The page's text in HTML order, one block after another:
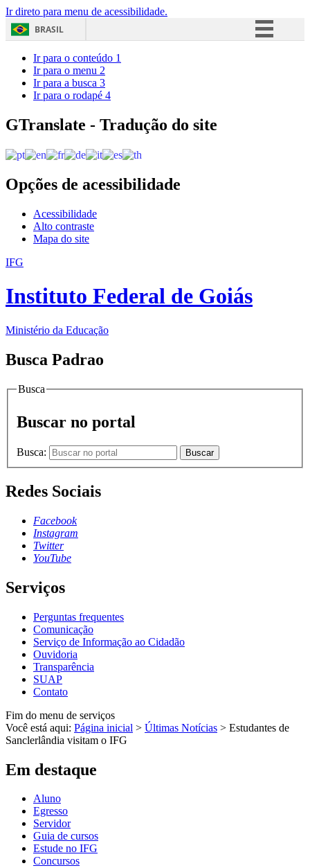
Ir direto para menu de acessibilidade.
BRASIL
Acesso à informação
Ir para o conteúdo 1
Ir para o menu 2
Ir para a busca 3
Ir para o rodapé 4
GTranslate - Tradução do site
Opções de acessibilidade
Acessibilidade
Alto contraste
Mapa do site
IFG
Instituto Federal de Goiás
Ministério da Educação
Busca Padrao
Busca
Buscar no portal
Busca: Buscar
Redes Sociais
Facebook
Instagram
Twitter
YouTube
Serviços
Perguntas frequentes
Comunicação
Serviço de Informação ao Cidadão
Ouvidoria
Transparência
SUAP
Contato
Fim do menu de serviços
Você está aqui: Página inicial > Últimas Notícias > Estudantes de
Sanclerlândia visitam o IFG
Em destaque
Aluno
Egresso
Servidor
Guia de cursos
Estude no IFG
Concursos